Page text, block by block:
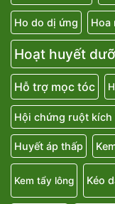
Hạ đường huyết
Ho do dị ứng Hoa
Hoạt huyết
Hỗ trợ mọc tóc
Hội chứng ruột kích
Huyết áp thấp
Kem tẩy lông Kéo